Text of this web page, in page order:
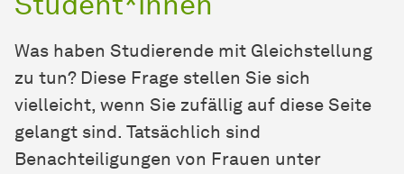
Was haben Studierende mit Gleichstellung
zu tun? Diese Frage stellen Sie sich
vielleicht, wenn Sie zufällig auf diese Seite
gelangt sind. Tatsächlich sind
Benachteiligungen von Frauen unter